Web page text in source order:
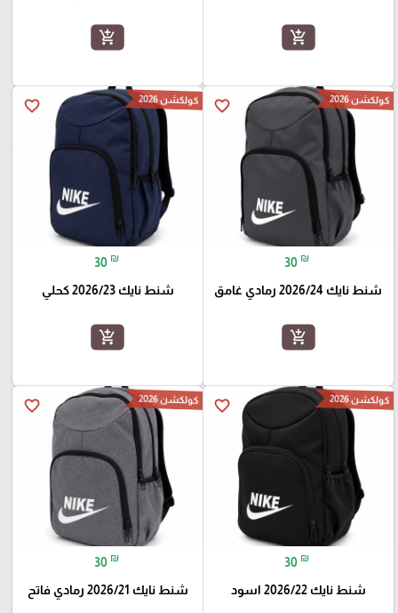
add_shopping_cart
add_shopping_cart
favorite_border كولكشن 2026
30 ₪
شنط نايك 2026/24 رمادي غامق
add_shopping_cart
favorite_border كولكشن 2026
30 ₪
شنط نايك 2026/23 كحلي
add_shopping_cart
favorite_border كولكشن 2026
30 ₪
شنط نايك 2026/22 اسود
favorite_border كولكشن 2026
30 ₪
شنط نايك 2026/21 رمادي فاتح